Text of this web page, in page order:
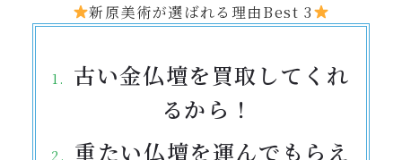
新原美術が選ばれる理由Best 3
古い金仏壇を買取してくれ
るから！
重たい仏壇を運んでもらえ